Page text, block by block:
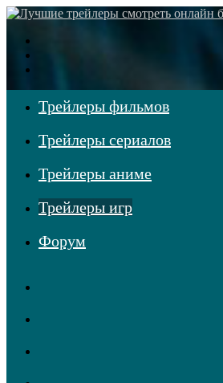
Трейлеры фильмов
Трейлеры сериалов
Трейлеры аниме
Трейлеры игр
Форум